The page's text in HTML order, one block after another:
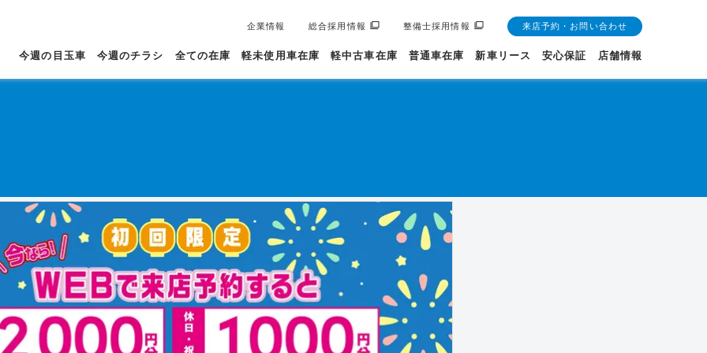
企業情報 総合採用情報 整備士採用情報 来店予約・お問い合わせ
今週の目玉車 今週のチラシ 全ての在庫 軽未使用車在庫 軽中古車在庫 普通車在庫 新車リース 安心保証 店舗情報